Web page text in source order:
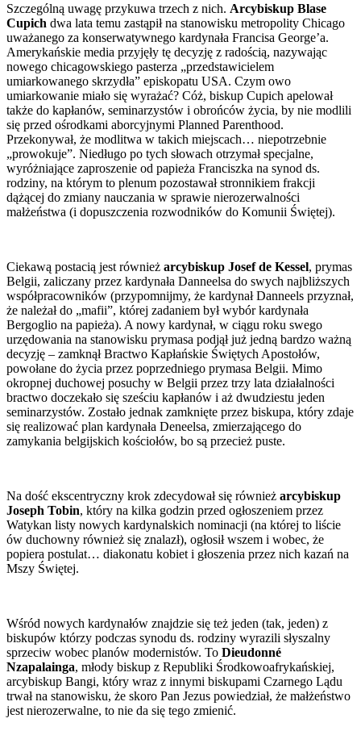
Szczególną uwagę przykuwa trzech z nich. Arcybiskup Blase
Cupich dwa lata temu zastąpił na stanowisku metropolity Chicago
uważanego za konserwatywnego kardynała Francisa George’a.
Amerykańskie media przyjęły tę decyzję z radością, nazywając
nowego chicagowskiego pasterza „przedstawicielem
umiarkowanego skrzydła” episkopatu USA. Czym owo
umiarkowanie miało się wyrażać? Cóż, biskup Cupich apelował
także do kapłanów, seminarzystów i obrońców życia, by nie modlili
się przed ośrodkami aborcyjnymi Planned Parenthood.
Przekonywał, że modlitwa w takich miejscach… niepotrzebnie
„prowokuje”. Niedługo po tych słowach otrzymał specjalne,
wyróżniające zaproszenie od papieża Franciszka na synod ds.
rodziny, na którym to plenum pozostawał stronnikiem frakcji
dążącej do zmiany nauczania w sprawie nierozerwalności
małżeństwa (i dopuszczenia rozwodników do Komunii Świętej).
Ciekawą postacią jest również arcybiskup Josef de Kessel, prymas
Belgii, zaliczany przez kardynała Danneelsa do swych najbliższych
współpracowników (przypomnijmy, że kardynał Danneels przyznał,
że należał do „mafii”, której zadaniem był wybór kardynała
Bergoglio na papieża). A nowy kardynał, w ciągu roku swego
urzędowania na stanowisku prymasa podjął już jedną bardzo ważną
decyzję – zamknął Bractwo Kapłańskie Świętych Apostołów,
powołane do życia przez poprzedniego prymasa Belgii. Mimo
okropnej duchowej posuchy w Belgii przez trzy lata działalności
bractwo doczekało się sześciu kapłanów i aż dwudziestu jeden
seminarzystów. Zostało jednak zamknięte przez biskupa, który zdaje
się realizować plan kardynała Deneelsa, zmierzającego do
zamykania belgijskich kościołów, bo są przecież puste.
Na dość ekscentryczny krok zdecydował się również arcybiskup
Joseph Tobin, który na kilka godzin przed ogłoszeniem przez
Watykan listy nowych kardynalskich nominacji (na której to liście
ów duchowny również się znalazł), ogłosił wszem i wobec, że
popiera postulat… diakonatu kobiet i głoszenia przez nich kazań na
Mszy Świętej.
Wśród nowych kardynałów znajdzie się też jeden (tak, jeden) z
biskupów którzy podczas synodu ds. rodziny wyrazili słyszalny
sprzeciw wobec planów modernistów. To Dieudonné
Nzapalainga, młody biskup z Republiki Środkowoafrykańskiej,
arcybiskup Bangi, który wraz z innymi biskupami Czarnego Lądu
trwał na stanowisku, że skoro Pan Jezus powiedział, że małżeństwo
jest nierozerwalne, to nie da się tego zmienić.